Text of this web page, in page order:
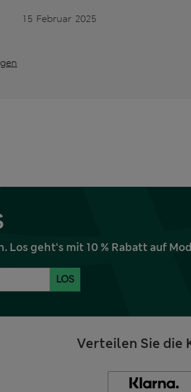
15 Februar 2025
geht‘s mit 10 % Rabatt auf
LOS
Verteilen Sie die